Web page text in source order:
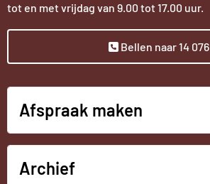
tot en met vrijdag van 9.00 tot 17.00 uur.
Bellen naar 14 076
Afspraak maken
Archief